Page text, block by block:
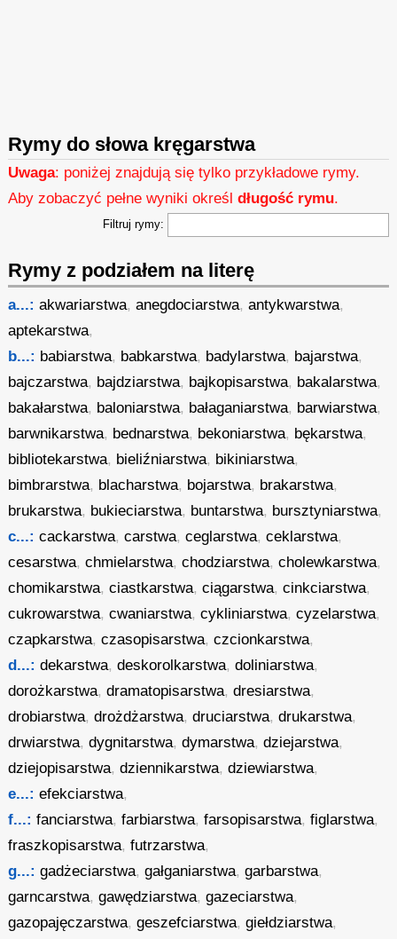
Rymy do słowa kręgarstwa
Uwaga: poniżej znajdują się tylko przykładowe rymy.
Aby zobaczyć pełne wyniki określdługość rymu.
Filtruj rymy:
Rymy z podziałem na literę
a...: akwariarstwa,anegdociarstwa,antykwarstwa,
aptekarstwa,
b...: babiarstwa, babkarstwa, badylarstwa, bajarstwa,
bajczarstwa, bajdziarstwa, bajkopisarstwa, bakalarstwa,
bakałarstwa, baloniarstwa, bałaganiarstwa, barwiarstwa,
barwnikarstwa, bednarstwa, bekoniarstwa, bękarstwa,
bibliotekarstwa, bieliźniarstwa, bikiniarstwa,
bimbrarstwa, blacharstwa, bojarstwa, brakarstwa,
brukarstwa, bukieciarstwa, buntarstwa, bursztyniarstwa,
c...: cackarstwa,carstwa,ceglarstwa,ceklarstwa,
cesarstwa,chmielarstwa,chodziarstwa,cholewkarstwa,
chomikarstwa,ciastkarstwa,ciągarstwa,cinkciarstwa,
cukrowarstwa,cwaniarstwa,cykliniarstwa,cyzelarstwa,
czapkarstwa,czasopisarstwa,czcionkarstwa,
d...: dekarstwa,deskorolkarstwa,doliniarstwa,
dorożkarstwa,dramatopisarstwa,dresiarstwa,
drobiarstwa,drożdżarstwa,druciarstwa,drukarstwa,
drwiarstwa,dygnitarstwa,dymarstwa,dziejarstwa,
dziejopisarstwa,dziennikarstwa,dziewiarstwa,
e...: efekciarstwa,
f...: fanciarstwa,farbiarstwa,farsopisarstwa,figlarstwa,
fraszkopisarstwa,futrzarstwa,
g...: gadżeciarstwa,gałganiarstwa,garbarstwa,
garncarstwa,gawędziarstwa,gazeciarstwa,
gazopajęczarstwa,geszefciarstwa,giełdziarstwa,